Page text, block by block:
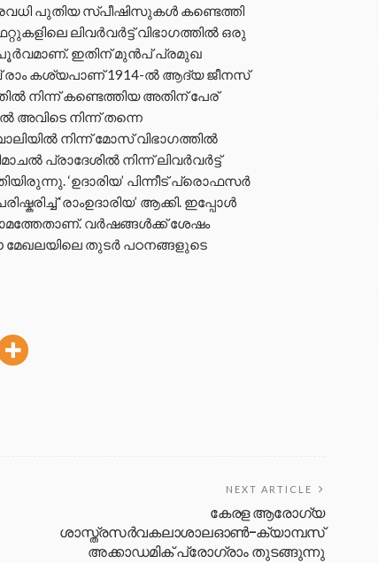
പുതിയ സ്പീഷിസുകൾ കണ്ടെത്തി
ലിവർവർട്ട് വിഭാഗത്തിൽ ഒരു
ഇതിന് മുൻപ് പ്രമുഖ
കശ്യപാണ് 1914-ൽ ആദ്യ ജീനസ്
നിന്ന് കണ്ടെത്തിയ അതിന് പേര്
അവിടെ നിന്ന് തന്നെ
നിന്ന് മോസ് വിഭാഗത്തിൽ
പ്രാദേശിൽ നിന്ന് ലിവർവർട്ട്
‘ഉദാരിയ’ പിന്നീട് പ്രൊഫസർ
‘രാംഉദാരിയ’ ആക്കി. ഇപ്പോൾ
വർഷങ്ങൾക്ക് ശേഷം
തുടർ പഠനങ്ങളുടെ
NEXT ARTICLE
കേരള ആരോഗ്യ
ശാസ്ത്രസർവകലാശാലഓൺ-ക്യാമ്പസ്
അക്കാഡമിക് പ്രോഗ്രാം തുടങ്ങുന്നു